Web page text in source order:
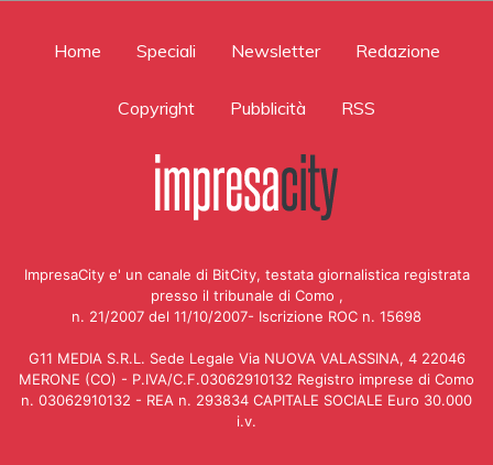
Home Speciali Newsletter Redazione
Copyright Pubblicità RSS
ImpresaCity e' un canale di BitCity, testata giornalistica registrata
presso il tribunale di Como ,
n. 21/2007 del 11/10/2007- Iscrizione ROC n. 15698
G11 MEDIA S.R.L. Sede Legale Via NUOVA VALASSINA, 4 22046
MERONE (CO) - P.IVA/C.F.03062910132 Registro imprese di Como
n. 03062910132 - REA n. 293834 CAPITALE SOCIALE Euro 30.000
i.v.